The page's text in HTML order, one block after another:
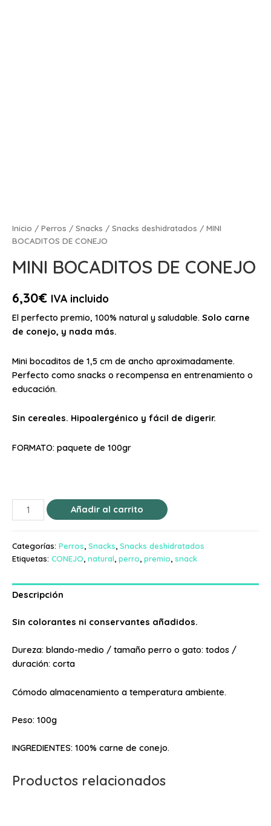
Inicio / Perros / Snacks / Snacks deshidratados / MINI
BOCADITOS DE CONEJO
MINI BOCADITOS DE CONEJO
6,30€ IVA incluido
El perfecto premio, 100% natural y saludable. Solo carne
de conejo, y nada más.
Mini bocaditos de 1,5 cm de ancho aproximadamente.
Perfecto como snacks o recompensa en entrenamiento o
educación.
Sin cereales. Hipoalergénico y fácil de digerir.
FORMATO: paquete de 100gr
Añadir al carrito
Categorías: Perros, Snacks, Snacks deshidratados
Etiquetas: CONEJO, natural, perro, premio, snack
Descripción
Sin colorantes ni conservantes añadidos.
Dureza: blando-medio / tamaño perro o gato: todos /
duración: corta
Cómodo almacenamiento a temperatura ambiente.
Peso: 100g
INGREDIENTES: 100% carne de conejo.
Productos relacionados